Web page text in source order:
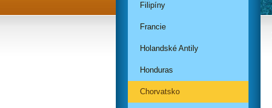
Filipíny
Francie
Holandské Antily
Honduras
Chorvatsko